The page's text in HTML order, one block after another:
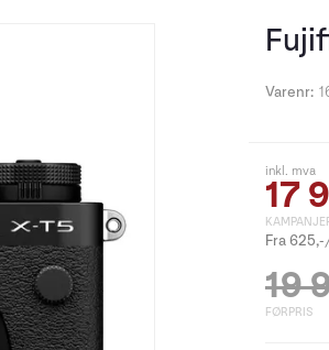
Varenr:
inkl. mva
17
Fra
19
FØRPRIS